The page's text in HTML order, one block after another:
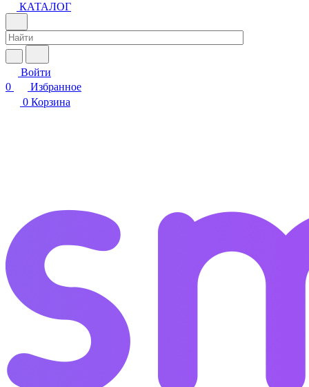
КАТАЛОГ
Войти
0
Избранное
0 Корзина